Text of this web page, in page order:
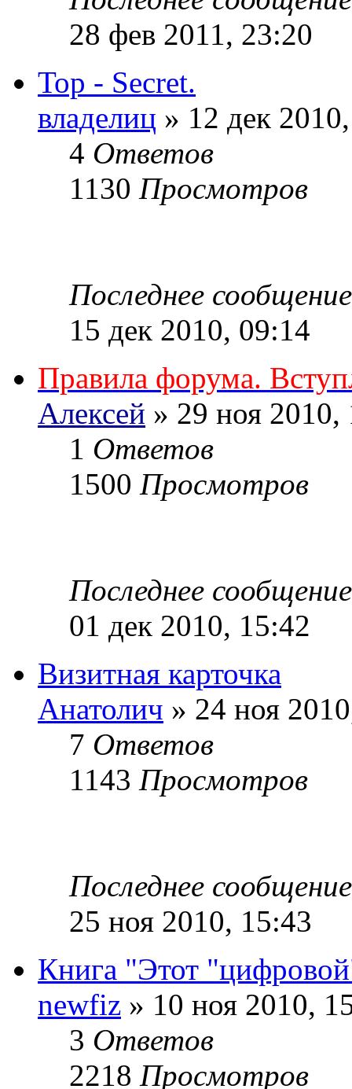
28 фев 2011, 23:20
Top - Secret.
владелиц » 12 дек
4 Ответов
1130 Просмотров
Последнее
15 дек 2010, 09:14
Правила форума.
Алексей » 29 ноя 2010,
1 Ответов
1500 Просмотров
Последнее
01 дек 2010, 15:42
Визитная карточка
Анатолич » 24 ноя
7 Ответов
1143 Просмотров
Последнее
25 ноя 2010, 15:43
Книга "Этот
newfiz » 10 ноя 2010,
3 Ответов
2218 Просмотров